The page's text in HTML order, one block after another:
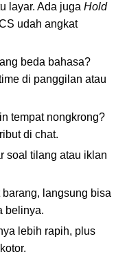
layar. Ada juga Hold
udah angkat
beda bahasa?
di panggilan atau
tempat nongkrong?
di chat.
soal tilang atau iklan
barang, langsung bisa
belinya.
lebih rapih, plus